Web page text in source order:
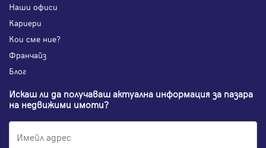
Наши офиси
Кариери
Кои сме ние?
Франчайз
Блог
Искаш ли да получаваш актуална информация за пазара
на недвижими имоти?